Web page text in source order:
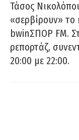
Τάσος
«σερβίρουν» το
bwinΣΠΟΡ FM.
ρεπορτάζ,
20:00 με 22:00.